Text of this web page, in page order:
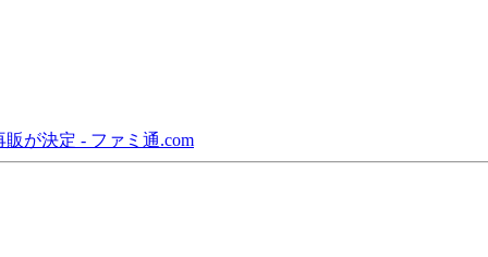
が決定 - ファミ通.com